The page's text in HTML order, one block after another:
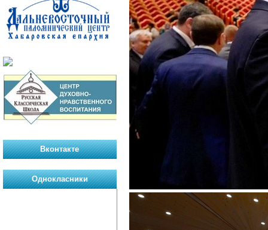
Вконтакте
Однокласники